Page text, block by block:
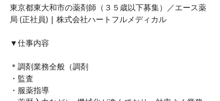
東京都東大和市の薬剤師（３５歳以下募集）／エース薬
局 (正社員) | 株式会社ハートフルメディカル
▼仕事内容
＊調剤業務全般（調剤
・監査
・服薬指導